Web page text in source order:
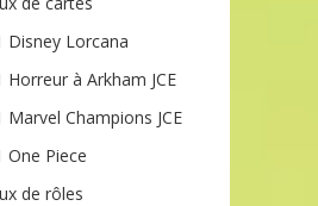
Disney Lorcana
Horreur à Arkham JCE
Marvel Champions JCE
One Piece
de rôles